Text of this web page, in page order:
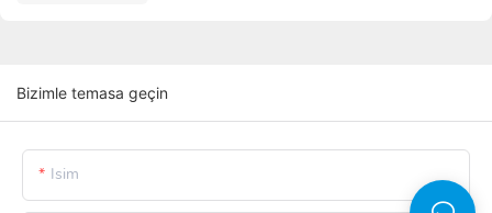
Bizimle temasa geçin
Isim